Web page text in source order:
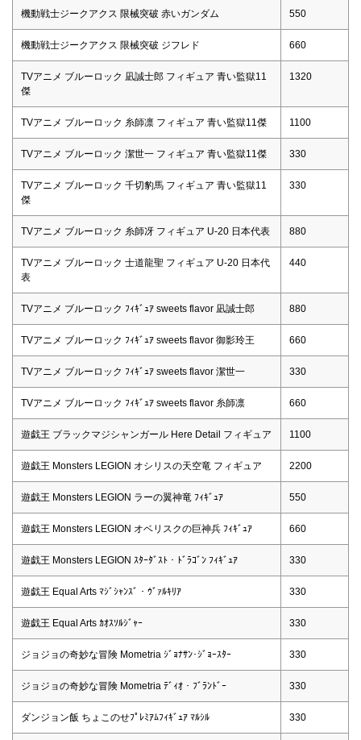
機動戦士ジークアクス 限械突破 赤いガンダム 550
機動戦士ジークアクス 限械突破 ジフレド 660
TVアニメ ブルーロック 凪誠士郎 フィギュア 青い監獄11
傑
1320
TVアニメ ブルーロック 糸師凛 フィギュア 青い監獄11傑 1100
TVアニメ ブルーロック 潔世一 フィギュア 青い監獄11傑 330
TVアニメ ブルーロック 千切豹馬 フィギュア 青い監獄11
傑
330
TVアニメ ブルーロック 糸師冴 フィギュア U-20 日本代表 880
TVアニメ ブルーロック 士道龍聖 フィギュア U-20 日本代
表
440
TVアニメ ブルーロック ﾌｨｷﾞｭｱ sweets flavor 凪誠士郎 880
TVアニメ ブルーロック ﾌｨｷﾞｭｱ sweets flavor 御影玲王 660
TVアニメ ブルーロック ﾌｨｷﾞｭｱ sweets flavor 潔世一 330
TVアニメ ブルーロック ﾌｨｷﾞｭｱ sweets flavor 糸師凛 660
遊戯王 ブラックマジシャンガール Here Detail フィギュア 1100
遊戯王 Monsters LEGION オシリスの天空竜 フィギュア 2200
遊戯王 Monsters LEGION ラーの翼神竜 ﾌｨｷﾞｭｱ 550
遊戯王 Monsters LEGION オベリスクの巨神兵 ﾌｨｷﾞｭｱ 660
遊戯王 Monsters LEGION ｽﾀｰﾀﾞｽﾄ・ﾄﾞﾗｺﾞﾝ ﾌｨｷﾞｭｱ 330
遊戯王 Equal Arts ﾏｼﾞｼｬﾝｽﾞ・ｳﾞｧﾙｷﾘｱ 330
遊戯王 Equal Arts ｶｵｽｿﾙｼﾞｬｰ 330
ジョジョの奇妙な冒険 Mometria ｼﾞｮﾅｻﾝ･ｼﾞｮｰｽﾀｰ 330
ジョジョの奇妙な冒険 Mometria ﾃﾞｨｵ・ﾌﾞﾗﾝﾄﾞｰ 330
ダンジョン飯 ちょこのせﾌﾟﾚﾐｱﾑﾌｨｷﾞｭｱ ﾏﾙｼﾙ 330